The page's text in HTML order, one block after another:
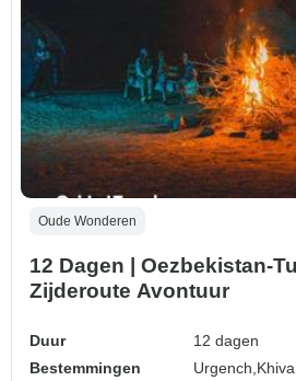
Oude Wonderen
12 Dagen | Oezbekistan-
Zijderoute Avontuur
Duur
12 dagen
Bestemmingen
Urgench, Khiva,